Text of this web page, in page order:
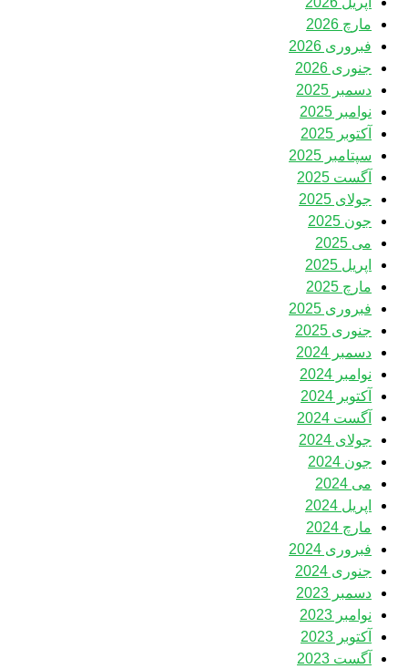
مارچ 2026
فبروری 2026
جنوری 2026
دسمبر 2025
نوامبر 2025
آکتوبر 2025
سپتامبر 2025
آگست 2025
جولای 2025
جون 2025
می 2025
اپریل 2025
مارچ 2025
فبروری 2025
جنوری 2025
دسمبر 2024
نوامبر 2024
آکتوبر 2024
آگست 2024
جولای 2024
جون 2024
می 2024
اپریل 2024
مارچ 2024
فبروری 2024
جنوری 2024
دسمبر 2023
نوامبر 2023
آکتوبر 2023
آگست 2023